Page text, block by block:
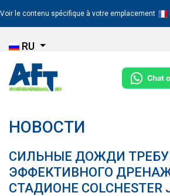
Voir le contenu spécifique à votre emplacement
RU
НОВОСТИ
СИЛЬНЫЕ ДОЖДИ
ЭФФЕКТИВНОГО
СТАДИОНЕ COLCHESTER